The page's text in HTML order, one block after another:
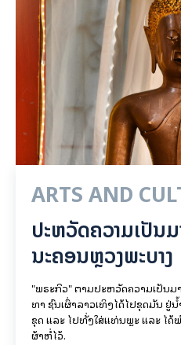
ARTS AND
ປະຫວັດຄວາມເປັນ
ນະຄອນຫຼວງພະບາງ
"ພຣະກິວ" ຕາມປະຫວັດຄວາມເປັນ
ທາ ຊົນເຜົ່າລາວເທິງໄດ້ໄປຂຸດມັນ ຢູ່
ຂຸດ ແລະ ໄປທັ່ງໃສ່ແທ່ນພຼະ ແລະ ໄ
ຜ້າຫໍ່ໄວ້.